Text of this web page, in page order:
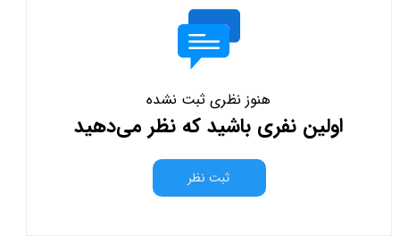
هنوز نظری ثبت نشده
اولین نفری باشید که نظر می‌دهید
ثبت نظر